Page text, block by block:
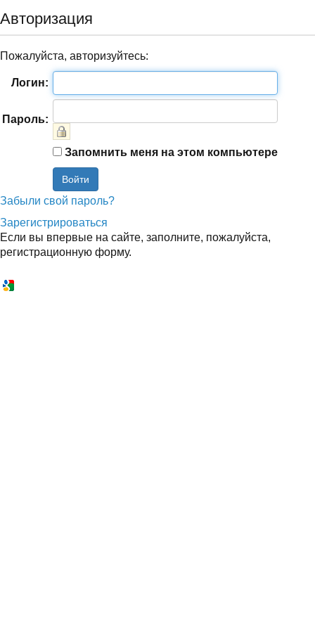
Авторизация
Пожалуйста, авторизуйтесь:
Логин:
Пароль:
Запомнить меня на этом компьютере
Забыли свой пароль?
Зарегистрироваться
Если вы впервые на сайте, заполните, пожалуйста,
регистрационную форму.